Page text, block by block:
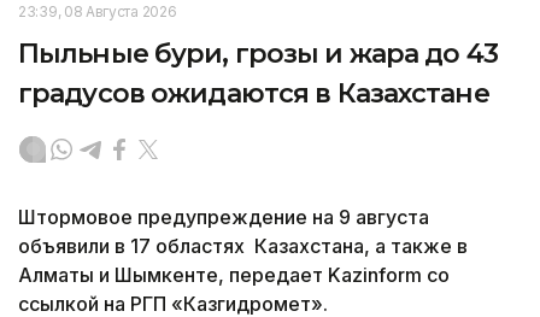
23:39, 08 Августа 2026
Пыльные бури, грозы и жара до 43
градусов ожидаются в Казахстане
Штормовое предупреждение на 9 августа
объявили в 17 областях Казахстана, а также в
Алматы и Шымкенте, передает Kazinform со
ссылкой на РГП «Казгидромет».